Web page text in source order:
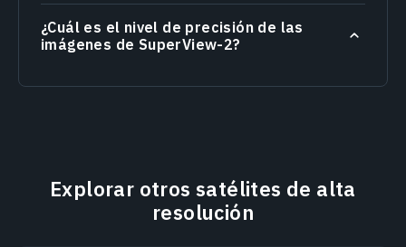
¿Cuál es el nivel de precisión de las
imágenes de SuperView-2?
Explorar otros satélites de alta
resolución